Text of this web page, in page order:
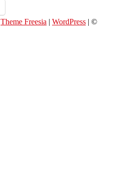
Theme Freesia | WordPress | ©